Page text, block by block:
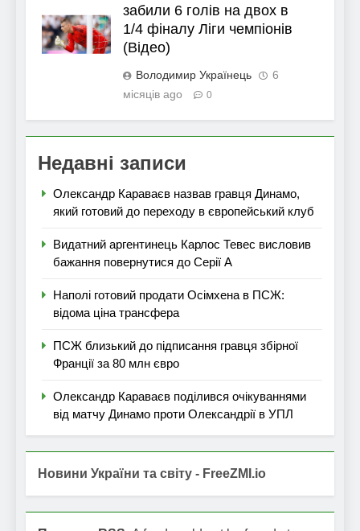
забили 6 голів на двох в
1/4 фіналу Ліги чемпіонів
(Відео)
Володимир Українець
6
місяців ago
0
Недавні записи
Олександр Караваєв назвав гравця Динамо,
який готовий до переходу в європейський клуб
Видатний аргентинець Карлос Тевес висловив
бажання повернутися до Серії А
Наполі готовий продати Осімхена в ПСЖ:
відома ціна трансфера
ПСЖ близький до підписання гравця збірної
Франції за 80 млн євро
Олександр Караваєв поділився очікуваннями
від матчу Динамо проти Олександрії в УПЛ
Новини України та світу - FreeZMI.io